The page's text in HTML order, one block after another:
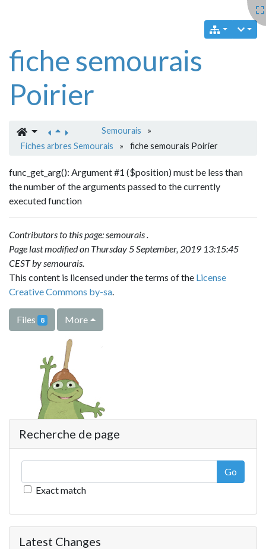
fiche semourais
Poirier
Semourais
»
Fiches arbres Semourais
» fiche semourais Poirier
func_get_arg(): Argument #1 ($position) must be less than
the number of the arguments passed to the currently
executed function
Contributors to this page: semourais
Page last modified on Thursday 5 September, 2019 13:15:45
CEST by semourais
This content is licensed under the terms of the License
Creative Commons by-sa
Files 8 More
Recherche de page
Go
Exact match
Latest Changes